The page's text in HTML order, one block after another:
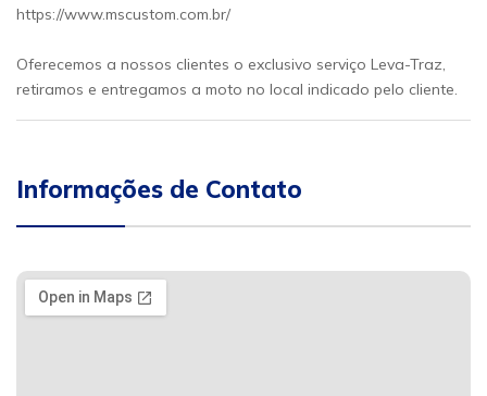
https://www.mscustom.com.br/
Oferecemos a nossos clientes o exclusivo serviço Leva-Traz,
retiramos e entregamos a moto no local indicado pelo cliente.
Informações de Contato